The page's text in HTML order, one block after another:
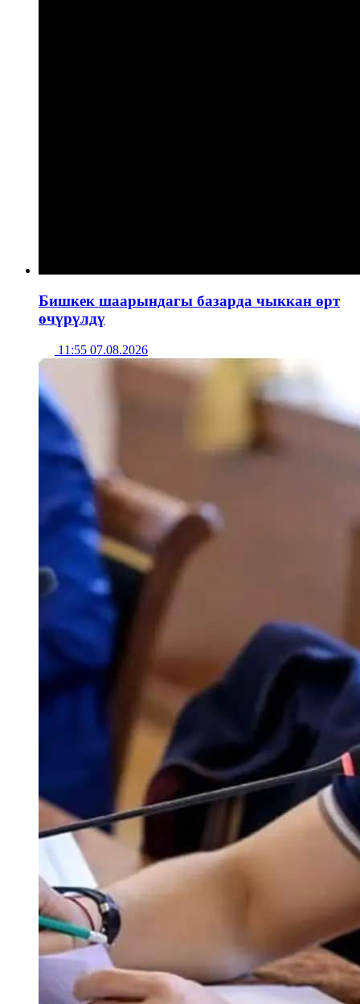
Бишкек шаарындагы базарда чыккан өрт
өчүрүлдү
11:55 07.08.2026